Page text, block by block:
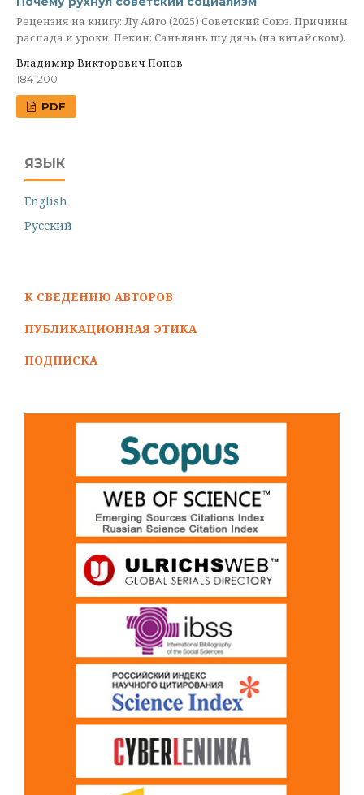
Рецензия на книгу: Лу Айго (2025) Советский Союз. Причины
распада и уроки. Пекин: Саньлянь шу дянь (на китайском).
Владимир Викторович Попов
184-200
PDF
ЯЗЫК
English
Русский
К СВЕДЕНИЮ АВТОРОВ
ПУБЛИКАЦИОННАЯ ЭТИКА
ПОДПИСКА